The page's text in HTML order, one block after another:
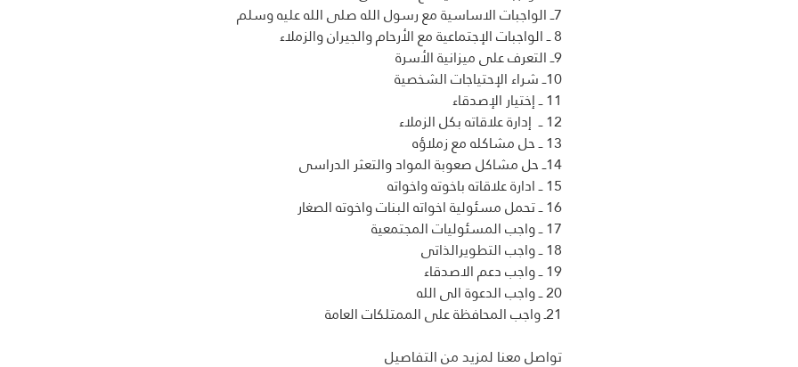
7ــ الواجبات الاساسية مع رسول الله صلى الله عليه وسلم
8 ــ الواجبات الإجتماعية مع الأرحام والجيران والزملاء
9ــ التعرف على ميزانية الأسرة
10ــ شراء الإحتياجات الشخصية
11 ــ إختيار الإصدقاء
12 ــ  إدارة علاقاته بكل الزملاء
13 ــ حل مشاكله مع زملاؤه
14ــ حل مشاكل صعوبة المواد والتعثر الدراسى
15 ــ ادارة علاقاته باخوته واخواته
16 ــ تحمل مسئولية اخواته البنات واخوته الصغار
17 ــ واجب المسئوليات المجتمعية
18 ــ واجب التطويرالذاتى
19 ــ واجب دعم الاصدقاء
20 ــ واجب الدعوة الى الله
21ـ واجب المحافظة على الممتلكات العامة
تواصل معنا لمزيد من التفاصيل